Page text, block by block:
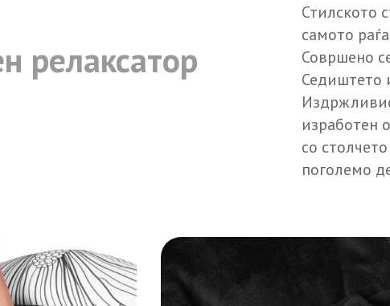
релаксатор
Стилското
самото
Совршено
Седиштето
изработен
со
поголемо